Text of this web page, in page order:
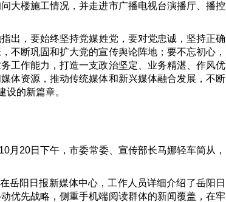
大楼施工情况，并走进市广播电视台演播厅、播控
出，要始终坚持党媒姓党，要对党忠诚，坚持正确
不断巩固和扩大党的宣传舆论阵地；要不忘初心，
工作能力，打造一支政治坚定、业务精湛、作风优
体资源，推动传统媒体和新兴媒体融合发展，不断
设的新篇章。
月20日下午，市委常委、宣传部长马娜轻车简从，
阳日报新媒体中心，工作人员详细介绍了岳阳日
优先战略，侧重手机端阅读群体的新闻覆盖，在牢